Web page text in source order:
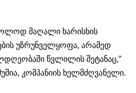
მაღალი ხარისხის
უზრუნველყოფა, არამედ
წვლილის შეტანაც,”
კომპანიის ხელმძღვანელი.